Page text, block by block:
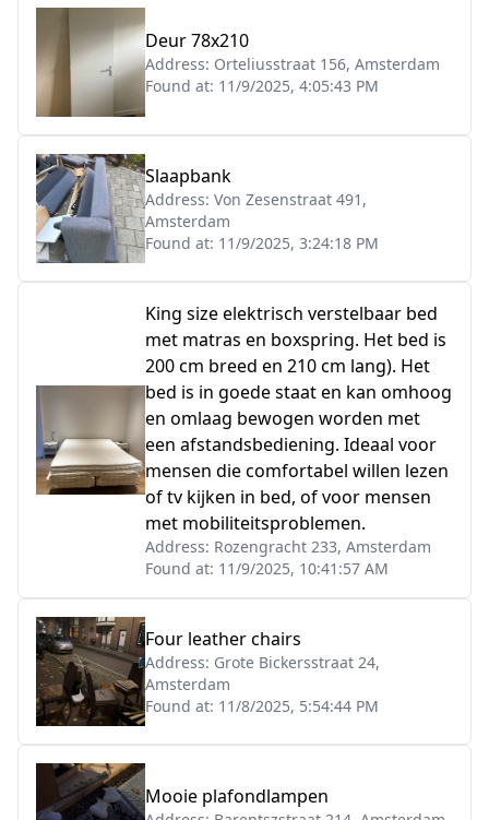
Deur 78x210
Address: Orteliusstraat 156, Amsterdam
Found at: 11/9/2025, 4:05:43 PM
Slaapbank
Address: Von Zesenstraat 491,
Amsterdam
Found at: 11/9/2025, 3:24:18 PM
King size elektrisch verstelbaar bed
met matras en boxspring. Het bed is
200 cm breed en 210 cm lang). Het
bed is in goede staat en kan omhoog
en omlaag bewogen worden met
een afstandsbediening. Ideaal voor
mensen die comfortabel willen lezen
of tv kijken in bed, of voor mensen
met mobiliteitsproblemen.
Address: Rozengracht 233, Amsterdam
Found at: 11/9/2025, 10:41:57 AM
Four leather chairs
Address: Grote Bickersstraat 24,
Amsterdam
Found at: 11/8/2025, 5:54:44 PM
Mooie plafondlampen